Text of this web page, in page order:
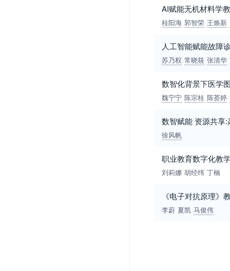
AI赋能无机材料学
桂阳海 郭智荣 王焕新
人工智能赋能故障
苏乃权 常晓筱 张清华
数智化背景下医学
魏宁宁 陈宗桂 陈荟婷
数智赋能 资源共享
徐风帆
职业教育数字化教
刘莉娜 胡经纬 丁楠
《电子对抗原理》
李蔚 夏凯 马俊伟